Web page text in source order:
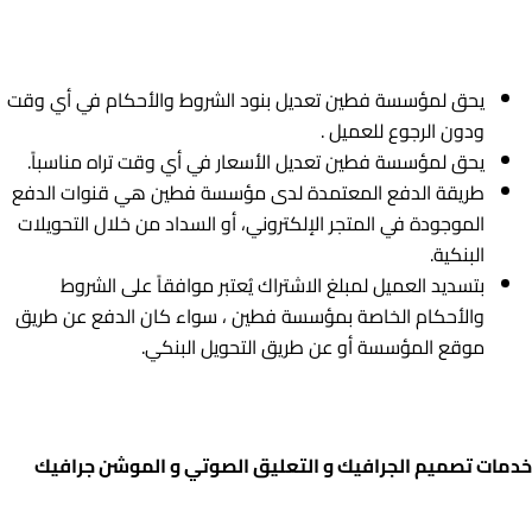
يحق لمؤسسة فطين تعديل بنود الشروط والأحكام في أي وقت
ودون الرجوع للعميل .
يحق لمؤسسة فطين تعديل الأسعار في أي وقت تراه مناسباً.
طريقة الدفع المعتمدة لدى مؤسسة فطين هي قنوات الدفع
الموجودة في المتجر الإلكتروني، أو السداد من خلال التحويلات
البنكية.
بتسديد العميل لمبلغ الاشتراك يُعتبر موافقاً على الشروط
والأحكام الخاصة بمؤسسة فطين ، سواء كان الدفع عن طريق
موقع المؤسسة أو عن طريق التحويل البنكي.
خدمات تصميم الجرافيك و التعليق الصوتي و الموشن جرافيك